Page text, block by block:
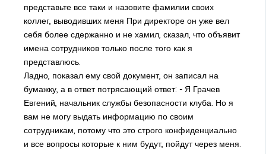
представьте все таки и назовите фамилии своих
коллег, выводивших меня При директоре он уже вел
себя более сдержанно и не хамил, сказал, что объявит
имена сотрудников только после того как я
представлюсь.
Ладно, показал ему свой документ, он записал на
бумажку, а в ответ потрясающий ответ: - Я Грачев
Евгений, начальник службы безопасности клуба. Но я
вам не могу выдать информацию по своим
сотрудникам, потому что это строго конфиденциально
и все вопросы которые к ним будут, пойдут через меня.